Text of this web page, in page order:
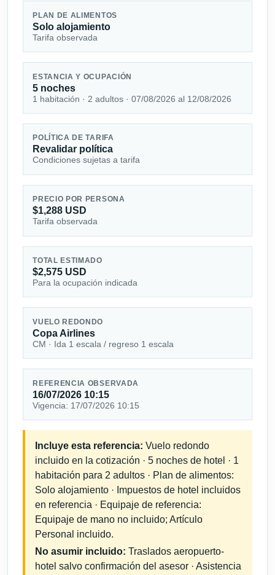
PLAN DE ALIMENTOS
Solo alojamiento
Tarifa observada
ESTANCIA Y OCUPACIÓN
5 noches
1 habitación · 2 adultos · 07/08/2026 al 12/08/2026
POLÍTICA DE TARIFA
Revalidar política
Condiciones sujetas a tarifa
PRECIO POR PERSONA
$1,288 USD
Tarifa observada
TOTAL ESTIMADO
$2,575 USD
Para la ocupación indicada
VUELO REDONDO
Copa Airlines
CM · Ida 1 escala / regreso 1 escala
REFERENCIA OBSERVADA
16/07/2026 10:15
Vigencia: 17/07/2026 10:15
Incluye esta referencia: Vuelo redondo
incluido en la cotización · 5 noches de hotel · 1
habitación para 2 adultos · Plan de alimentos:
Solo alojamiento · Impuestos de hotel incluidos
en referencia · Equipaje de referencia:
Equipaje de mano no incluido; Artículo
Personal incluido.
No asumir incluido: Traslados aeropuerto-
hotel salvo confirmación del asesor · Asistencia